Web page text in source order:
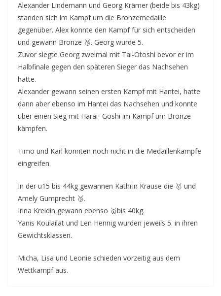
Alexander Lindemann und Georg Krämer (beide bis 43kg)
standen sich im Kampf um die Bronzemedaille
gegenüber. Alex konnte den Kampf für sich entscheiden
und gewann Bronze 🥉. Georg wurde 5.
Zuvor siegte Georg zweimal mit Tai-Otoshi bevor er im
Halbfinale gegen den späteren Sieger das Nachsehen
hatte.
Alexander gewann seinen ersten Kampf mit Hantei, hatte
dann aber ebenso im Hantei das Nachsehen und konnte
über einen Sieg mit Harai- Goshi im Kampf um Bronze
kämpfen.
Timo und Karl konnten noch nicht in die Medaillenkämpfe
eingreifen.
In der u15 bis 44kg gewannen Kathrin Krause die 🥇 und
Amely Gumprecht 🥉.
Irina Kreidin gewann ebenso 🥇bis 40kg.
Yanis Koulailat und Len Hennig wurden jeweils 5. in ihren
Gewichtsklassen.
Micha, Lisa und Leonie schieden vorzeitig aus dem
Wettkampf aus.